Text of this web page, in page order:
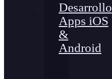
Desarrollo
Apps iOS
&
Android